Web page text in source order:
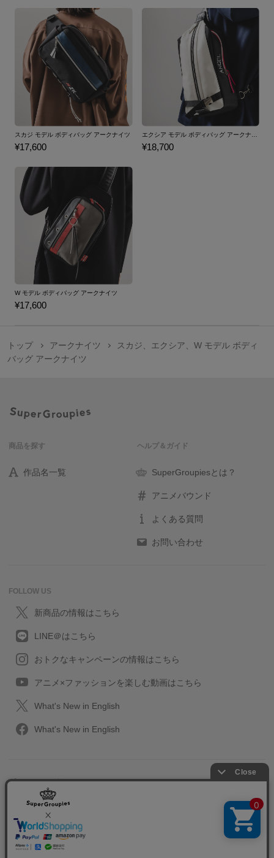
スカジ モデル ボディバッグ アークナイツ
¥17,600 ¥18,700
W モデル ボディバッグ アークナイツ
¥17,600
トップ アークナイツ
スカジ、エクシア、W モデル ボディ
バッグ アークナイツ
商品を探す
作品名一覧
ヘルプ＆ガイド
SuperGroupiesとは？
アニメバウンド
よくある質問
お問い合わせ
FOLLOW US
新商品の情報はこちら
LINE＠はこちら
おトクなキャンペーンの情報はこちら
アニメ×ファッションを楽しむ動画はこちら
What's New in English
What's New in English
プライバシーポリシー
特定取引に関する法律
会社情報/採用情報